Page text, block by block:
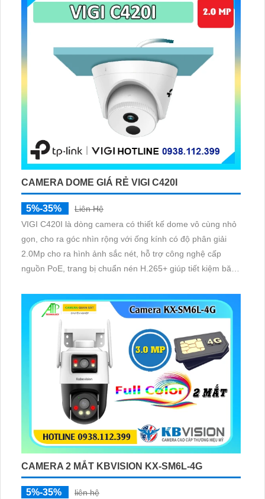
CAMERA DOME GIÁ RẺ VIGI C420I
5%-35%
Liên Hệ
VIGI C420I là dòng camera có thiết kế dome vô cùng nhỏ
gọn, cho ra góc nhìn rộng với ống kính có độ phân giải
2.0Mp cho ra hình ảnh sắc nét, hỗ trợ công nghệ cấp
nguồn PoE, trang bị chuẩn nén H.265+ giúp tiết kiệm băng
biệt người và phương tiện
CAMERA 2 MẮT KBVISION KX-SM6L-4G
5%-35%
liên hệ